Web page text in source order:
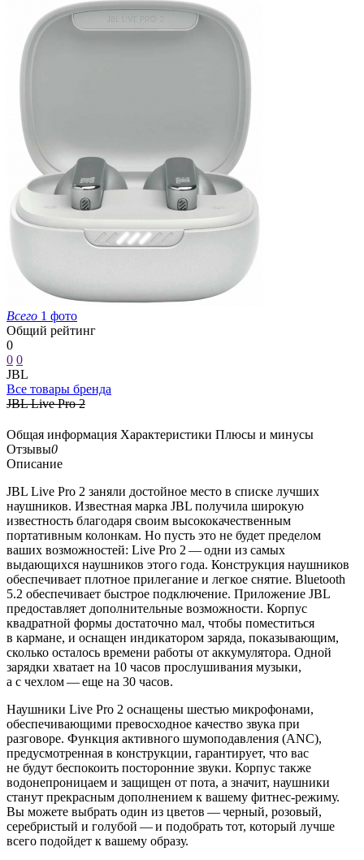
Всего 1 фото
Общий рейтинг
0
0 0
JBL
Все товары бренда
JBL Live Pro 2
Общая информация Характеристики Плюсы и минусы
Отзывы0
Описание
JBL Live Pro 2 заняли достойное место в списке лучших
наушников. Известная марка JBL получила широкую
известность благодаря своим высококачественным
портативным колонкам. Но пусть это не будет пределом
ваших возможностей: Live Pro 2 — одни из самых
выдающихся наушников этого года. Конструкция наушников
обеспечивает плотное прилегание и легкое снятие. Bluetooth
5.2 обеспечивает быстрое подключение. Приложение JBL
предоставляет дополнительные возможности. Корпус
квадратной формы достаточно мал, чтобы поместиться
в кармане, и оснащен индикатором заряда, показывающим,
сколько осталось времени работы от аккумулятора. Одной
зарядки хватает на 10 часов прослушивания музыки,
а с чехлом — еще на 30 часов.
Наушники Live Pro 2 оснащены шестью микрофонами,
обеспечивающими превосходное качество звука при
разговоре. Функция активного шумоподавления (ANC),
предусмотренная в конструкции, гарантирует, что вас
не будут беспокоить посторонние звуки. Корпус также
водонепроницаем и защищен от пота, а значит, наушники
станут прекрасным дополнением к вашему фитнес-режиму.
Вы можете выбрать один из цветов — черный, розовый,
серебристый и голубой — и подобрать тот, который лучше
всего подойдет к вашему образу.